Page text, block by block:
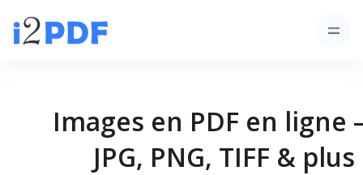
Images en PDF en ligne
JPG, PNG, TIFF &